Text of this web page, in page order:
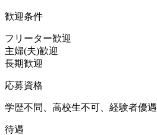
歓迎条件
フリーター歓迎
主婦(夫)歓迎
長期歓迎
応募資格
学歴不問、高校生不可、経験者優遇
待遇